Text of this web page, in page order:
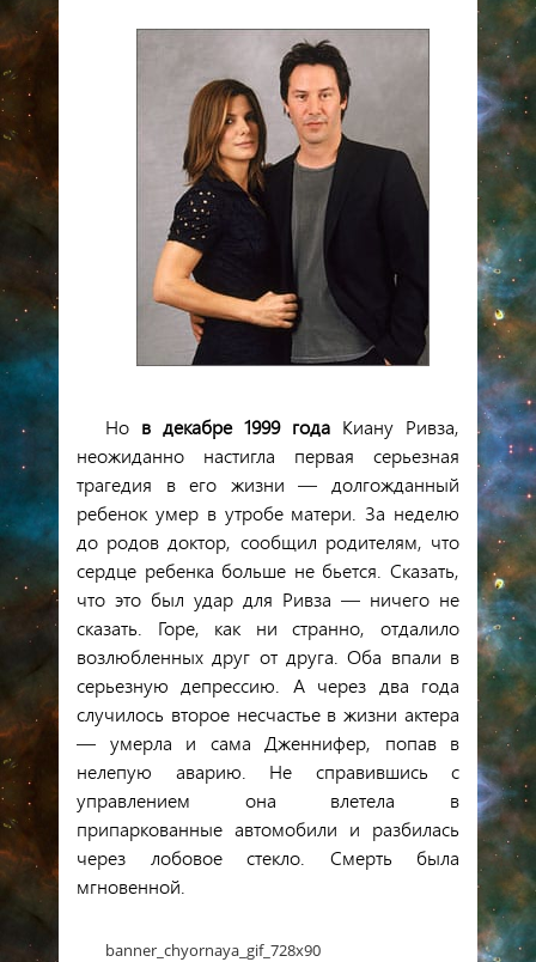
Но в декабре 1999 года Киану Ривза,
неожиданно настигла первая серьезная
трагедия в его жизни — долгожданный
ребенок умер в утробе матери. За неделю
до родов доктор, сообщил родителям, что
сердце ребенка больше не бьется. Сказать,
что это был удар для Ривза — ничего не
сказать. Горе, как ни странно, отдалило
возлюбленных друг от друга. Оба впали в
серьезную депрессию. А через два года
случилось второе несчастье в жизни актера
— умерла и сама Дженнифер, попав в
нелепую аварию. Не справившись с
управлением она влетела в
припаркованные автомобили и разбилась
через лобовое стекло. Смерть была
мгновенной.
banner_chyornaya_gif_728x90